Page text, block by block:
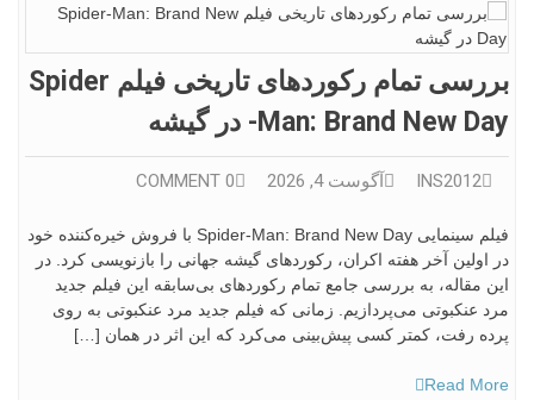
بررسی تمام رکوردهای تاریخی فیلم Spider
-Man: Brand New Day در گیشه
INS2012 آگوست 4, 2026 0 COMMENT
فیلم سینمایی Spider-Man: Brand New Day با فروش خیره‌کننده خود
در اولین آخر هفته اکران، رکوردهای گیشه جهانی را بازنویسی کرد. در
این مقاله، به بررسی جامع تمام رکوردهای بی‌سابقه این فیلم جدید
مرد عنکبوتی می‌پردازیم. زمانی که فیلم جدید مرد عنکبوتی به روی
پرده رفت، کمتر کسی پیش‌بینی می‌کرد که این اثر در همان […]
Read More